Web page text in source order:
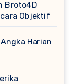
Broto4D
Objektif
Harian